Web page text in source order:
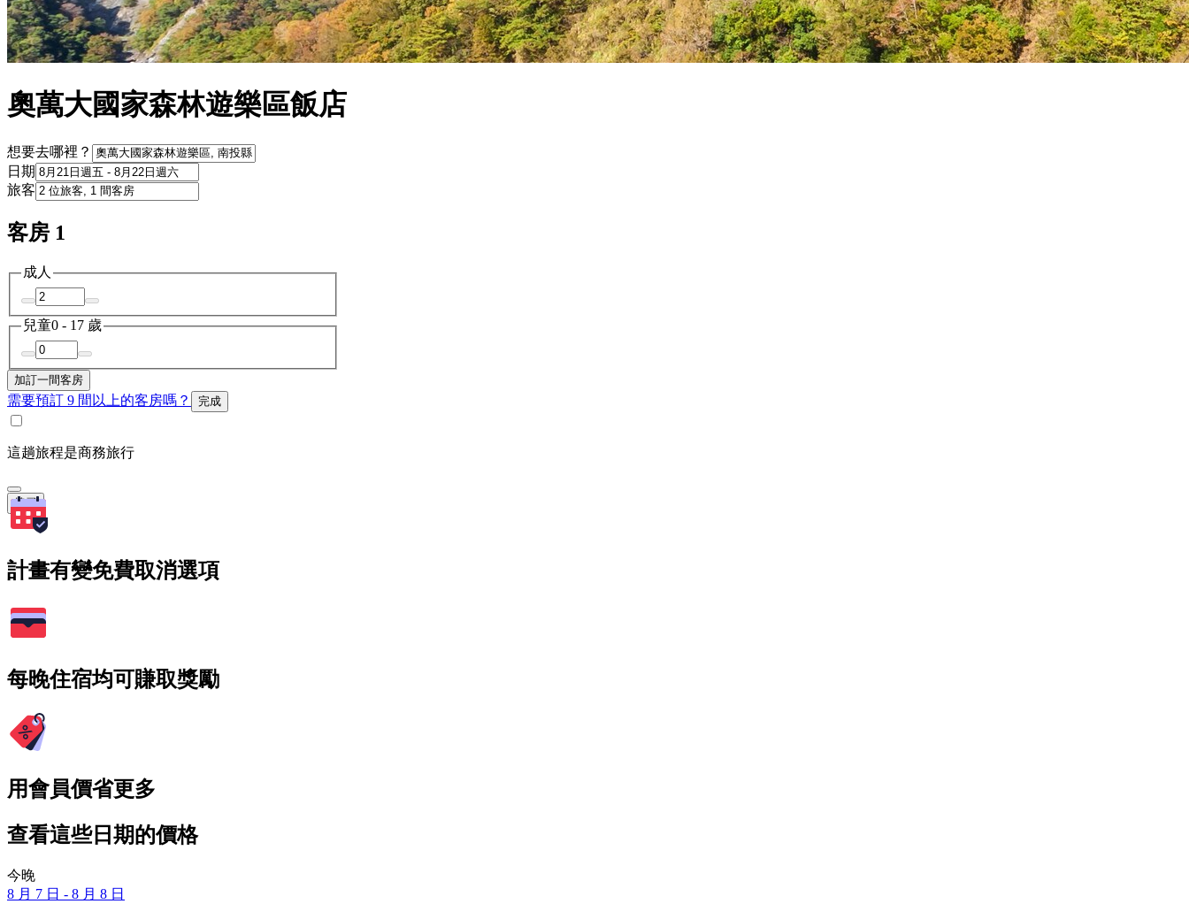
奧萬大國家森林遊樂區飯店
想要去哪裡？
日期
旅客
客房 1
成人
兒童0 - 17 歲
加訂一間客房
需要預訂 9 間以上的客房嗎？ 完成
這趟旅程是商務旅行
搜尋
計畫有變免費取消選項
每晚住宿均可賺取獎勵
用會員價省更多
查看這些日期的價格
今晚
8 月 7 日 - 8 月 8 日